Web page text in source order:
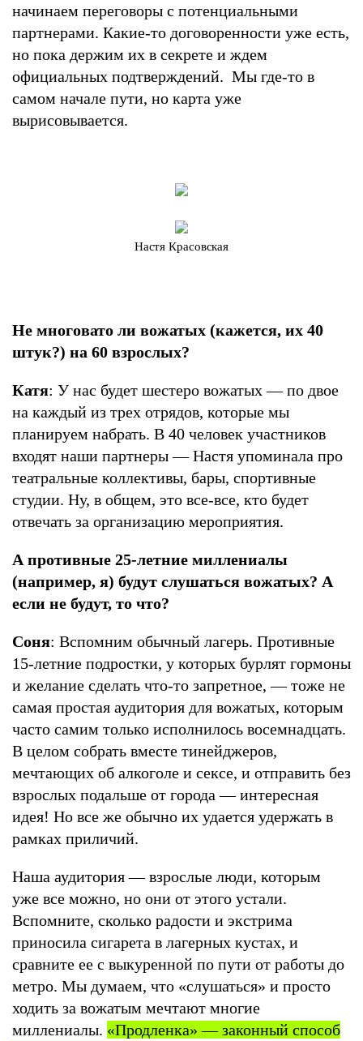
начинаем переговоры с потенциальными
партнерами. Какие-то договоренности уже есть,
но пока держим их в секрете и ждем
официальных подтверждений. Мы где-то в
самом начале пути, но карта уже
вырисовывается.
Настя Красовская
Не многовато ли вожатых (кажется, их 40
штук?) на 60 взрослых?
Катя: У нас будет шестеро вожатых — по двое
на каждый из трех отрядов, которые мы
планируем набрать. В 40 человек участников
входят наши партнеры — Настя упоминала про
театральные коллективы, бары, спортивные
студии. Ну, в общем, это все-все, кто будет
отвечать за организацию мероприятия.
А противные 25-летние миллениалы
(например, я) будут слушаться вожатых? А
если не будут, то что?
Соня: Вспомним обычный лагерь. Противные
15-летние подростки, у которых бурлят гормоны
и желание сделать что-то запретное, — тоже не
самая простая аудитория для вожатых, которым
часто самим только исполнилось восемнадцать.
В целом собрать вместе тинейджеров,
мечтающих об алкоголе и сексе, и отправить без
взрослых подальше от города — интересная
идея! Но все же обычно их удается удержать в
рамках приличий.
Наша аудитория — взрослые люди, которым
уже все можно, но они от этого устали.
Вспомните, сколько радости и экстрима
приносила сигарета в лагерных кустах, и
сравните ее с выкуренной по пути от работы до
метро. Мы думаем, что «слушаться» и просто
ходить за вожатым мечтают многие
миллениалы. «Продленка» — законный способ